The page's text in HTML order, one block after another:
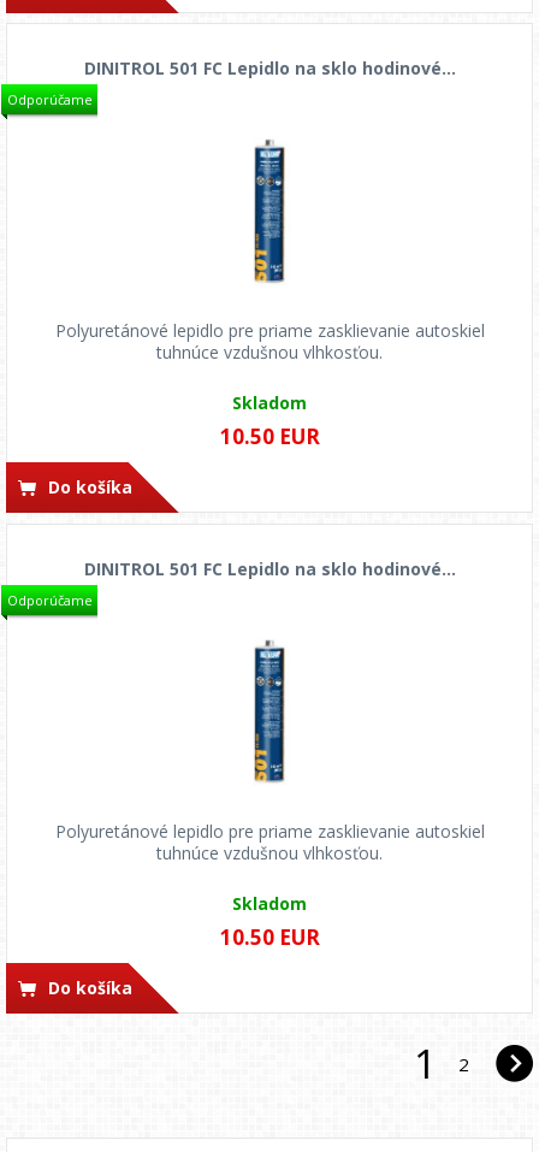
Odporúčame
DINITROL 501 FC Lepidlo na sklo hodinové...
Polyuretánové lepidlo pre priame zasklievanie autoskiel
tuhnúce vzdušnou vlhkosťou.
Skladom
10.50 EUR
Do košíka
Odporúčame
DINITROL 501 FC Lepidlo na sklo hodinové...
Polyuretánové lepidlo pre priame zasklievanie autoskiel
tuhnúce vzdušnou vlhkosťou.
Skladom
10.50 EUR
Do košíka
1 2